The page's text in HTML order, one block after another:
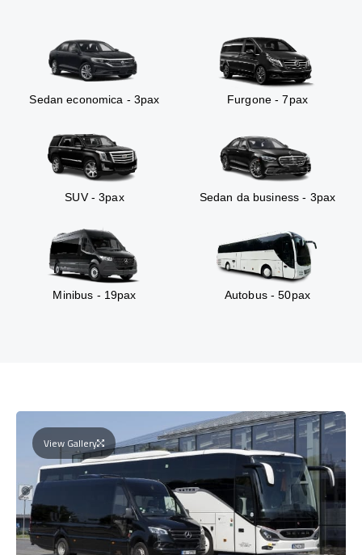
Sedan economica - 3pax Furgone - 7pax
SUV - 3pax Sedan da business - 3pax
Minibus - 19pax Autobus - 50pax
View Gallery